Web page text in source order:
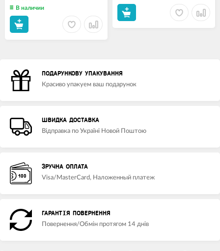
В наличии
ПОДАРУНКОВУ УПАКУВАННЯ
Красиво упакуем ваш подарунок
ШВИДКА ДОСТАВКА
Відправка по Україні Новой Поштою
ЗРУЧНА ОПЛАТА
Visa/MasterCard, Наложенный платеж
ГАРАНТІЯ ПОВЕРНЕННЯ
Повернення/Обмін протягом 14 днів